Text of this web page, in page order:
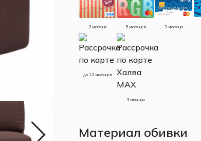
2 месяца 5 месяцев 3 месяца
до 12 месяцев
4 месяца
Материал обивки